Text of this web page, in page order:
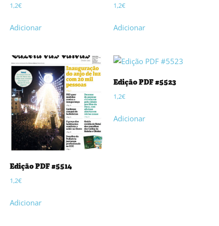
1,2€
Adicionar
1,2€
Adicionar
Edição PDF #5514
1,2€
Adicionar
Edição PDF #5523
1,2€
Adicionar